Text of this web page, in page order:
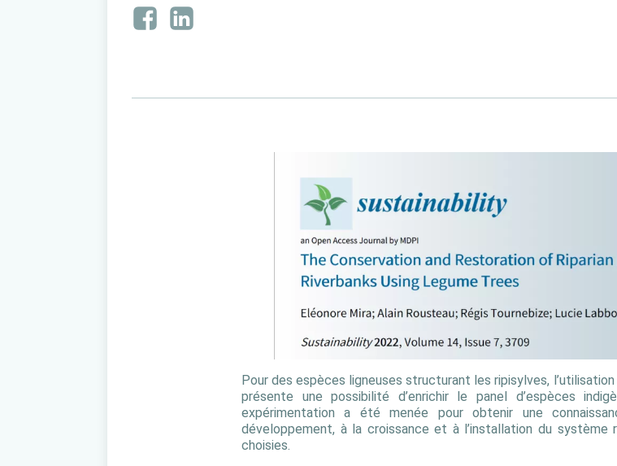
Pour des espèces ligneuses structurant les ripisylves,
présente une possibilité d’enrichir le panel d’espèces
expérimentation a été menée pour obtenir une
développement, à la croissance et à l’installation du système
choisies.